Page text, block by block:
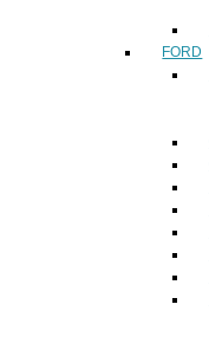
FORD